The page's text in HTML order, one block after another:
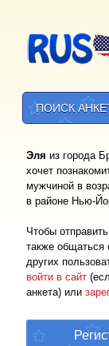
ПОИСК
Эля из города
хочет
мужчиной в
в районе Нью-
Чтобы
также общаться
других
войти в сайт
анкета) или